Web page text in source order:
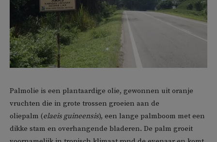
Palmolie is een plantaardige olie, gewonnen uit oranje
vruchten die in grote trossen groeien aan de
oliepalm (elaeis guineensis), een lange palmboom met een
dikke stam en overhangende bladeren. De palm groeit